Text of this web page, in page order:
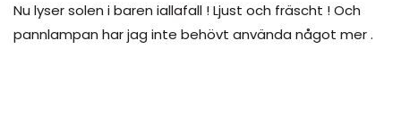
Nu lyser solen i baren iallafall ! Ljust och fräscht ! Och
pannlampan har jag inte behövt använda något mer .